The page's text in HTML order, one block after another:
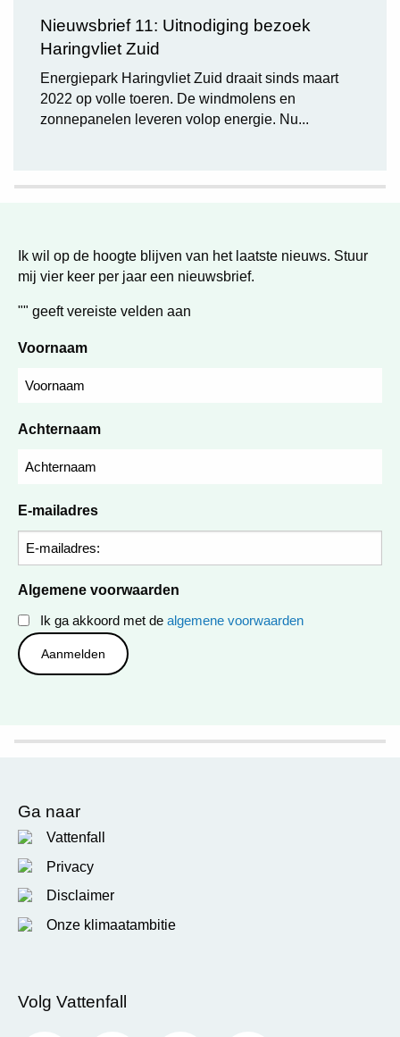
Nieuwsbrief 11: Uitnodiging bezoek
Haringvliet Zuid
Energiepark Haringvliet Zuid draait sinds maart
2022 op volle toeren. De windmolens en
zonnepanelen leveren volop energie. Nu...
Ik wil op de hoogte blijven van het laatste nieuws. Stuur
mij vier keer per jaar een nieuwsbrief.
"" geeft vereiste velden aan
Voornaam
Achternaam
E-mailadres
Algemene voorwaarden
Ik ga akkoord met de algemene voorwaarden
Ga naar
Vattenfall
Privacy
Disclaimer
Onze klimaatambitie
Volg Vattenfall